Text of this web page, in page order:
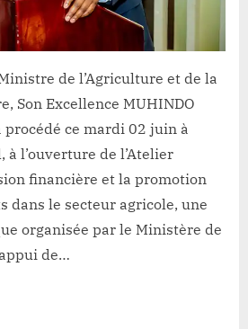
financier
conçu
selon
les
agricoles
congolaises
de l’Agriculture et de la
Son Excellence MUHINDO
procédé ce mardi 02 juin à
à l’ouverture de l’Atelier
financière et la promotion
dans le secteur agricole, une
organisée par le Ministère de
de…